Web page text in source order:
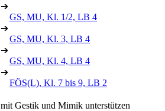
➔
GS, MU, Kl. 1/2, LB 4
➔
GS, MU, Kl. 3, LB 4
➔
GS, MU, Kl. 4, LB 4
➔
FÖS(L), Kl. 7 bis 9, LB 2
mit Gestik und Mimik unterstützen